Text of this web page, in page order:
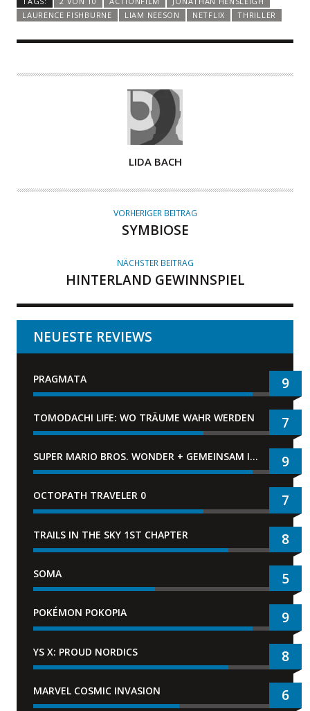
LAURENCE FISHBURNE
LIAM NEESON NETFLIX THRILLER
T
LIDA BACH
VORHERIGER BEITRAG
SYMBIOSE
NÄCHSTER BEITRAG
HINTERLAND GEWINNSPIEL
NEUESTE REVIEWS
PRAGMATA 9
TOMODACHI LIFE: WO TRÄUME WAHR WERDEN 7
SUPER MARIO BROS. WONDER + GEMEINSAM IM BELLABEL-PARK 9
OCTOPATH TRAVELER 0 7
TRAILS IN THE SKY 1ST CHAPTER 8
SOMA 5
POKÉMON POKOPIA 9
YS X: PROUD NORDICS 8
MARVEL COSMIC INVASION 6